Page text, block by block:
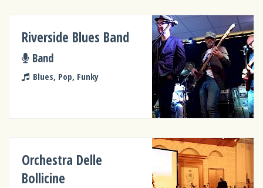
Riverside Blues Band
Band
Blues, Pop, Funky
Orchestra Delle
Bollicine